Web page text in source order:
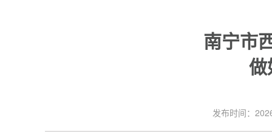
南宁市
发布时间：